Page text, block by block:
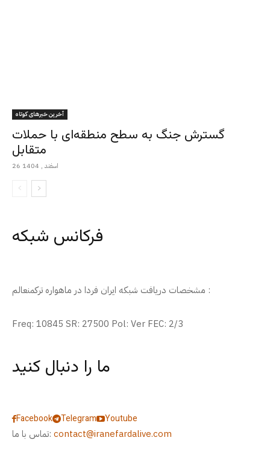
آخرین خبرهای کوتاه
گسترش جنگ به سطح منطقه‌ای با حملات
متقابل
26 اسفند , 1404
فرکانس شبکه
مشخصات دریافت شبکه ایران فردا در ماهواره ترکمنعالم :
Freq: 10845 SR: 27500 Pol: Ver FEC: 2/3
ما را دنبال کنید
Facebook Telegram
Youtube
تماس با ما: contact@iranefardalive.com